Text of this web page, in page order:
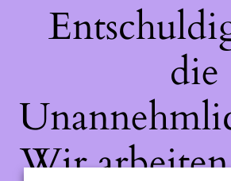
die
Wir